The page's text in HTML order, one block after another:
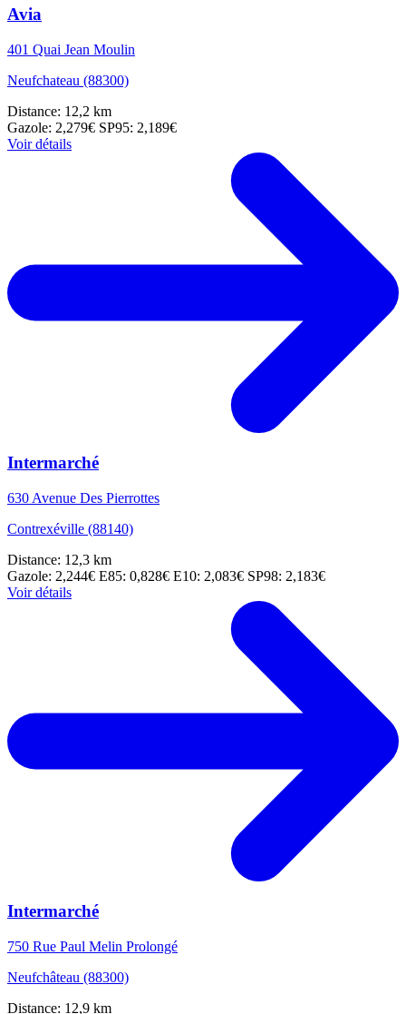
Avia
401 Quai Jean Moulin
Neufchateau (88300)
Distance: 12,2 km
Gazole: 2,279€ SP95: 2,189€
Voir détails
Intermarché
630 Avenue Des Pierrottes
Contrexéville (88140)
Distance: 12,3 km
Gazole: 2,244€ E85: 0,828€ E10: 2,083€ SP98: 2,183€
Voir détails
Intermarché
750 Rue Paul Melin Prolongé
Neufchâteau (88300)
Distance: 12,9 km